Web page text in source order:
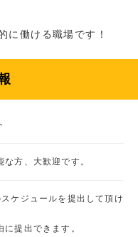
に働ける職場です！
方、大歓迎です。
ケジュールを提出して頂け
提出できます。